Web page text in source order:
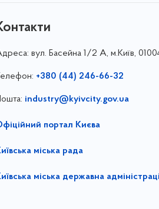
вул. Басейна 1/⁠2 А, м.Київ,
Телефон: +380 (44) 246-66-32
Пошта: industry@kyivcity.gov.ua
портал Києва
міська рада
міська державна